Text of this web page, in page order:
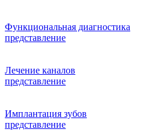
Функциональная диагностика
представление
Лечение каналов
представление
Имплантация зубов
представление